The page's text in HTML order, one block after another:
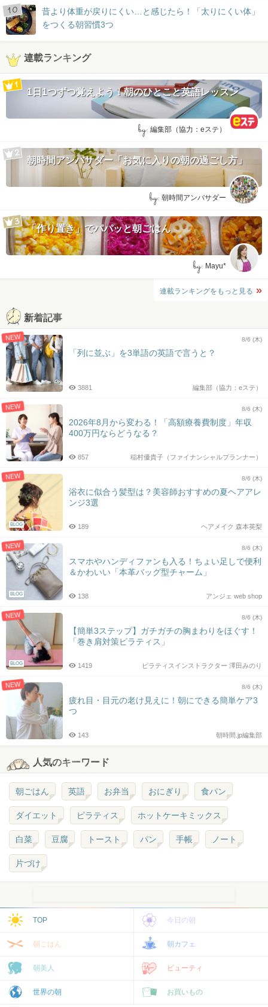
昔より体重が戻りにくい…と感じたら！「太りにくい体」
をつくる朝習慣3つ
連載ランキング
1日1つずつ覚えよう！朝のひとこと英語レッスン
by: 編集部（協力：eステ）
朝時間アンバサダー「お気に入りの朝の過ごし方」
by: 朝時間アンバサダー
「作り置き」でパパッと朝ごはん
by: Mayu*
連載ランキングをもっと見る
新着記事
NEW 8/6 (木)
「列に並ぶ」を3単語の英語で言うと？
編集部（協力：eステ）
3881
NEW 8/6 (木)
2026年8月から変わる！「高額療養費制度」年収
400万円ならどうなる？
稲村優貴子（ファイナンシャルプランナー）
857
NEW
BLOG
8/6 (木)
浴衣に似合う髪型は？美容師おすすめの夏ヘアアレ
ンジ3選
ヘアメイク 森本英梨
189
NEW
BLOG
8/6 (木)
スマホやハンディファンも入る！ちょい足しで便利
＆かわいい「本革バッグ型チャーム」
アンジェ web shop
138
NEW
BLOG
8/6 (木)
【簡単3ステップ】ガチガチの胸まわりをほぐす！
「巻き肩対策ピラティス」
ピラティスインストラクター 澤田みのり
1419
NEW 8/6 (木)
疲れ目・目元の老け見えに！朝にできる簡単ケア3
つ
朝時間.jp編集部
143
人気のキーワード
朝ごはん 英語 お弁当 おにぎり 食パン
ダイエット ピラティス ホットケーキミックス
白菜 豆腐 トースト パン 手帳 ノート
片づけ
TOP 今日の朝
朝ごはん 朝カフェ
朝美人 ビューティ
世界の朝 お買いもの